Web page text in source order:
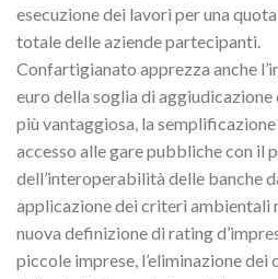
esecuzione dei lavori per una
totale delle aziende partecipanti.
Confartigianato apprezza anche
euro della soglia di aggiudicazione
più vantaggiosa, la
accesso alle gare pubbliche con il
dell’interoperabilità delle banche
applicazione dei criteri ambientali
nuova definizione di rating
piccole imprese, l’eliminazione